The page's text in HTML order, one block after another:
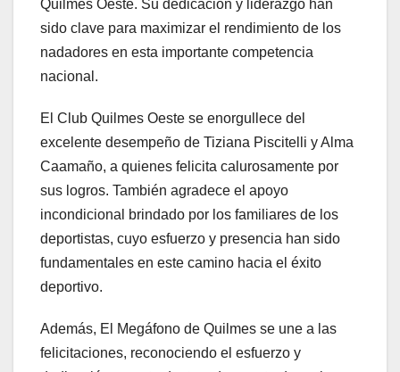
Quilmes Oeste. Su dedicación y liderazgo han
sido clave para maximizar el rendimiento de los
nadadores en esta importante competencia
nacional.
El Club Quilmes Oeste se enorgullece del
excelente desempeño de Tiziana Piscitelli y Alma
Caamaño, a quienes felicita calurosamente por
sus logros. También agradece el apoyo
incondicional brindado por los familiares de los
deportistas, cuyo esfuerzo y presencia han sido
fundamentales en este camino hacia el éxito
deportivo.
Además, El Megáfono de Quilmes se une a las
felicitaciones, reconociendo el esfuerzo y